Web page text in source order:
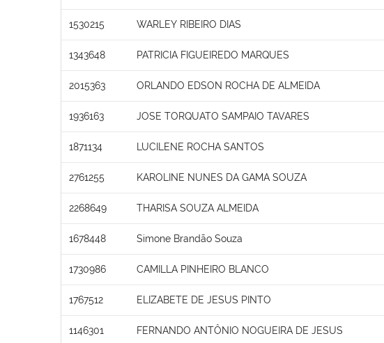
1530215 WARLEY RIBEIRO DIAS
1343648 PATRICIA FIGUEIREDO MARQUES
2015363 ORLANDO EDSON ROCHA DE ALMEIDA
1936163 JOSE TORQUATO SAMPAIO TAVARES
1871134 LUCILENE ROCHA SANTOS
2761255 KAROLINE NUNES DA GAMA SOUZA
2268649 THARISA SOUZA ALMEIDA
1678448 Simone Brandão Souza
1730986 CAMILLA PINHEIRO BLANCO
1767512 ELIZABETE DE JESUS PINTO
1146301 FERNANDO ANTÔNIO NOGUEIRA DE JESUS